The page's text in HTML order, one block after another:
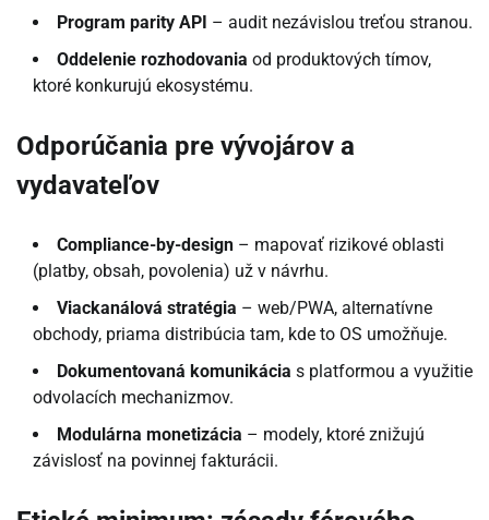
Program parity API – audit nezávislou treťou stranou.
Oddelenie rozhodovania od produktových tímov,
ktoré konkurujú ekosystému.
Odporúčania pre vývojárov a
vydavateľov
Compliance-by-design – mapovať rizikové oblasti
(platby, obsah, povolenia) už v návrhu.
Viackanálová stratégia – web/PWA, alternatívne
obchody, priama distribúcia tam, kde to OS umožňuje.
Dokumentovaná komunikácia s platformou a využitie
odvolacích mechanizmov.
Modulárna monetizácia – modely, ktoré znižujú
závislosť na povinnej fakturácii.